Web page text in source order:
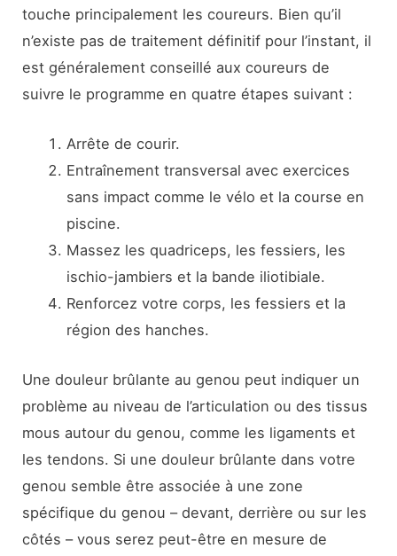
touche principalement les coureurs. Bien qu’il
n’existe pas de traitement définitif pour l’instant, il
est généralement conseillé aux coureurs de
suivre le programme en quatre étapes suivant :
Arrête de courir.
Entraînement transversal avec exercices
sans impact comme le vélo et la course en
piscine.
Massez les quadriceps, les fessiers, les
ischio-jambiers et la bande iliotibiale.
Renforcez votre corps, les fessiers et la
région des hanches.
Une douleur brûlante au genou peut indiquer un
problème au niveau de l’articulation ou des tissus
mous autour du genou, comme les ligaments et
les tendons. Si une douleur brûlante dans votre
genou semble être associée à une zone
spécifique du genou – devant, derrière ou sur les
côtés – vous serez peut-être en mesure de